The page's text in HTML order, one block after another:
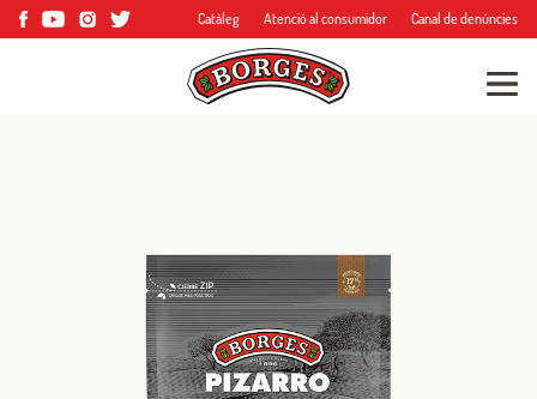
Catàleg Atenció al consumidor Canal de denúncies